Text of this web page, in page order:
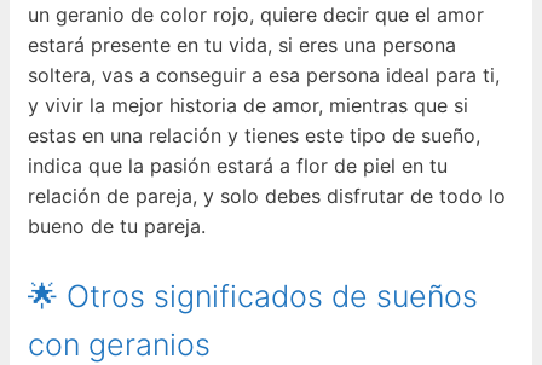
un geranio de color rojo, quiere decir que el amor
estará presente en tu vida, si eres una persona
soltera, vas a conseguir a esa persona ideal para ti,
y vivir la mejor historia de amor, mientras que si
estas en una relación y tienes este tipo de sueño,
indica que la pasión estará a flor de piel en tu
relación de pareja, y solo debes disfrutar de todo lo
bueno de tu pareja.
🌟 Otros significados de sueños
con geranios